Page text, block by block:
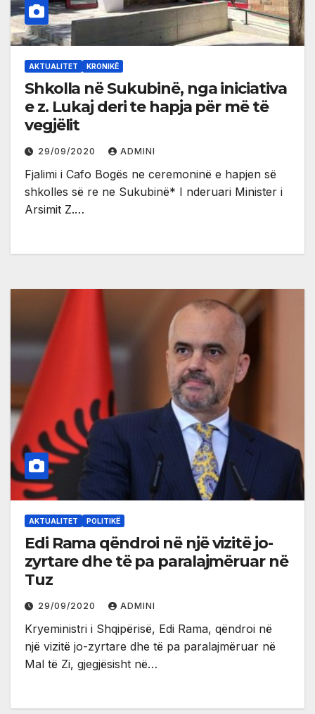
AKTUALITET KRONIKË
Shkolla në Sukubinë, nga iniciativa
e z. Lukaj deri te hapja për më të
vegjëlit
29/09/2020 ADMINI
Fjalimi i Cafo Bogës ne ceremoninë e hapjen së
shkolles së re ne Sukubinë* I nderuari Minister i
Arsimit Z.…
AKTUALITET POLITIKË
Edi Rama qëndroi në një vizitë jo-
zyrtare dhe të pa paralajmëruar në
Tuz
29/09/2020 ADMINI
Kryeministri i Shqipërisë, Edi Rama, qëndroi në
një vizitë jo-zyrtare dhe të pa paralajmëruar në
Mal të Zi, gjegjësisht në…